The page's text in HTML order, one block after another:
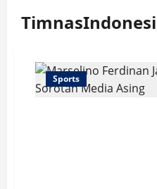
Sports